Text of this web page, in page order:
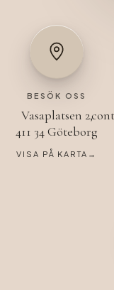
BESÖK OSS
Vasaplatsen 2,
411 34 Göteborg
VISA PÅ KARTA →